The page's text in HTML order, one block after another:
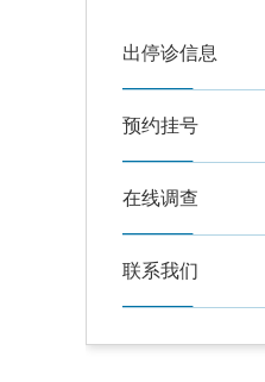
出停诊信息
预约挂号
在线调查
联系我们